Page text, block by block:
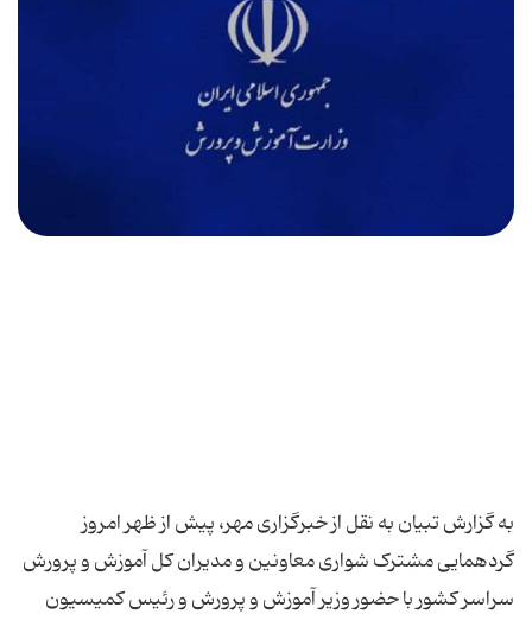
به گزارش تبیان به نقل از خبرگزاری مهر، پیش از ظهر امروز
گردهمایی مشترک شواری معاونین و مدیران کل آموزش و پرورش
سراسر کشور با حضور وزیر آموزش و پرورش و رئیس کمیسیون